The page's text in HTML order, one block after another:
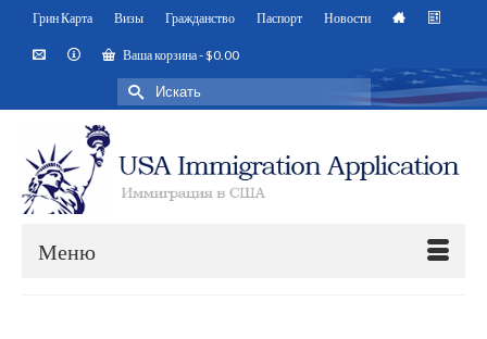
Грин Карта Визы Гражданство Паспорт Новости
Ваша корзина-$0.00
Искать:
Меню